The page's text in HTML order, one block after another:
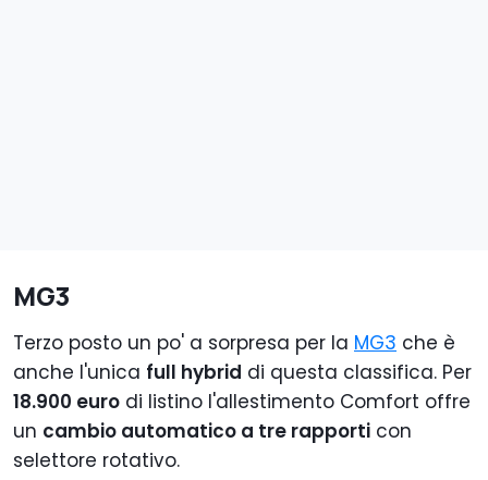
MG3
Terzo posto un po' a sorpresa per la MG3 che è
anche l'unica full hybrid di questa classifica. Per
18.900 euro di listino l'allestimento Comfort offre
un cambio automatico a tre rapporti con
selettore rotativo.